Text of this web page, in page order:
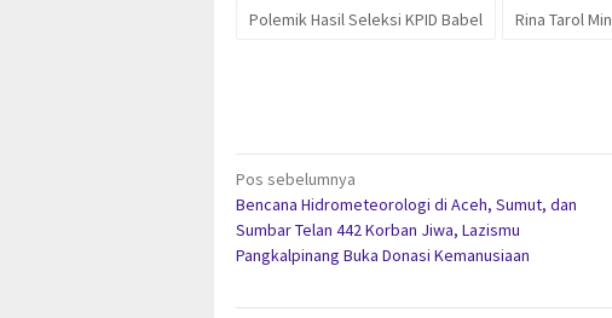
Polemik Hasil Seleksi KPID Babel Rina Tarol
Navigasi
pos
Pos sebelumnya
Bencana Hidrometeorologi di Aceh, Sumut, dan
Sumbar Telan 442 Korban Jiwa, Lazismu
Pangkalpinang Buka Donasi Kemanusiaan